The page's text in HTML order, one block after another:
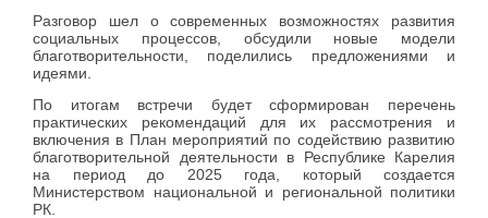
Разговор шел о современных возможностях развития
социальных процессов, обсудили новые модели
благотворительности, поделились предложениями и
идеями.
По итогам встречи будет сформирован перечень
практических рекомендаций для их рассмотрения и
включения в План мероприятий по содействию развитию
благотворительной деятельности в Республике Карелия
на период до 2025 года, который создается
Министерством национальной и региональной политики
РК.